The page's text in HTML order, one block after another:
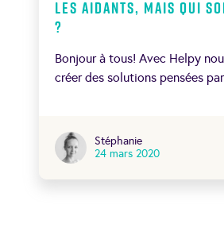
Les aidants, mais qui
?
Bonjour à tous! Avec Helpy
créer des solutions pensées
Stéphanie
24 mars 2020